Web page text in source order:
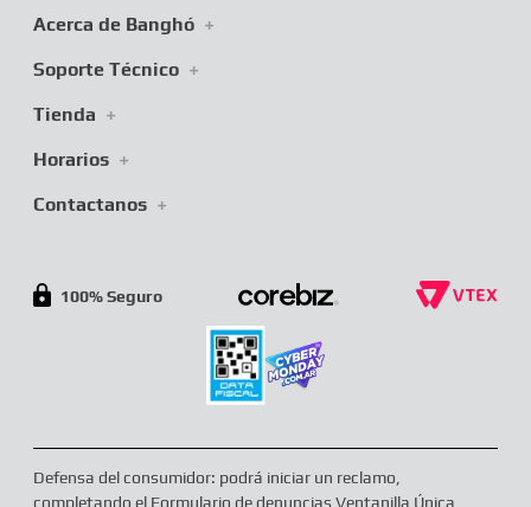
Acerca de Banghó +
Soporte Técnico +
Tienda +
Horarios +
Contactanos +
100% Seguro
Defensa del consumidor: podrá iniciar un reclamo,
completando el Formulario de denuncias Ventanilla Única